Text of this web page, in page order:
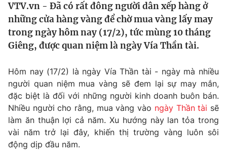
Thế giới
Tin tức
Thế giới đó đây
Câu chuyện quốc tế
Kinh tế
Thị trường
Góc doanh nghiệp
Dữ liệu và đời sống
Truyền hình
Phim VTV
Hậu trường
Giải trí
Điện ảnh
VTV.vn - Đã có rất đông người dân xếp hàng ở
những cửa hàng vàng để chờ mua vàng lấy may
trong ngày hôm nay (17/2), tức mùng 10 tháng
Giêng, được quan niệm là ngày Vía Thần tài.
Hôm nay (17/2) là ngày Vía Thần tài - ngày mà nhiều
người quan niệm mua vàng sẽ đem lại sự may mắn,
đặc biệt là đối với những người kinh doanh buôn bán.
Nhiều người cho rằng, mua vàng vào ngày Thần tài sẽ
làm ăn thuận lợi cả năm. Xu hướng này lan tỏa trong
vài năm trở lại đây, khiến thị trường vàng luôn sôi
động dịp đầu năm.